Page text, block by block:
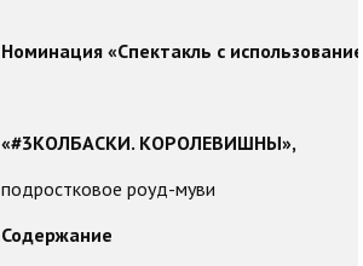
Номинация «Спектакль с
«#3КОЛБАСКИ. КОРОЛЕВИШНЫ»,
подростковое роуд-муви
Содержание